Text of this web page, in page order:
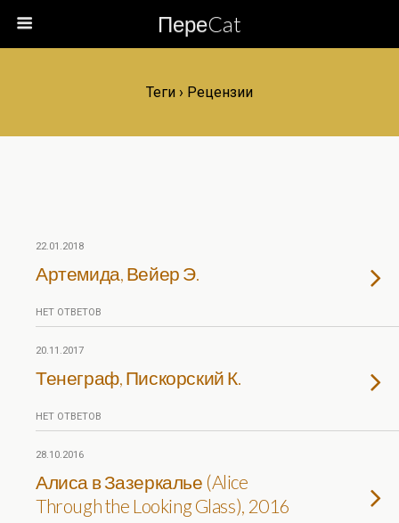
ПереCat
Теги › Рецензии
22.01.2018
Артемида, Вейер Э.
НЕТ ОТВЕТОВ
20.11.2017
Тенеграф, Пискорский К.
НЕТ ОТВЕТОВ
28.10.2016
Алиса в Зазеркалье (Alice
Through the Looking Glass), 2016